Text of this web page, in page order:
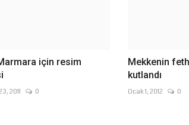
için resim
2011 0
Mekkenin
kutlandı
Ocak 1, 2012 0